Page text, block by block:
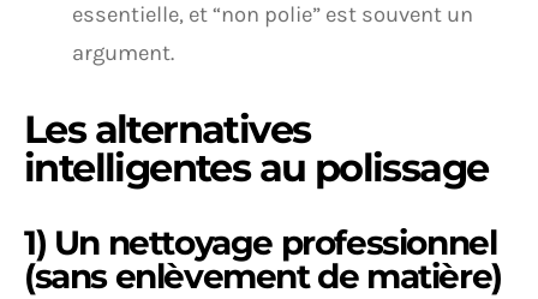
essentielle, et “non polie” est souvent un
argument.
Les alternatives
intelligentes au polissage
1) Un nettoyage professionnel
(sans enlèvement de matière)